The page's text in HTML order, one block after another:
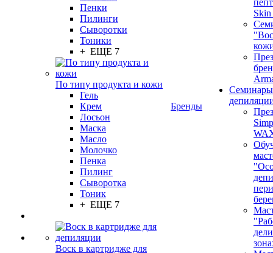
Пенки
Пилинги
Сыворотки
Тоники
+ ЕЩЕ 7
По типу продукта и кожи
Гель
Крем
Лосьон
Маска
Масло
Молочко
Пенка
Пилинг
Сыворотка
Тоник
+ ЕЩЕ 7
Воск в картридже для
Бренды